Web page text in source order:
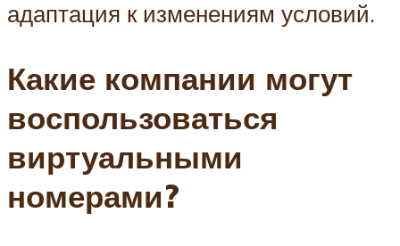
адаптация к изменениям условий.
Какие компании могут
воспользоваться
виртуальными
номерами?